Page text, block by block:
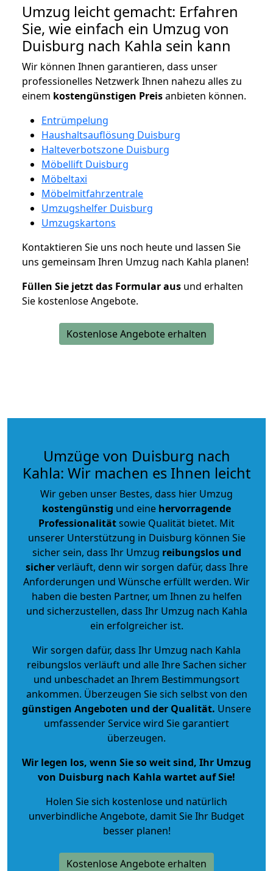
Umzug leicht gemacht: Erfahren
Sie, wie einfach ein Umzug von
Duisburg nach Kahla sein kann
Wir können Ihnen garantieren, dass unser
professionelles Netzwerk Ihnen nahezu alles zu
einem kostengünstigen Preisanbieten können.
Entrümpelung
Haushaltsauflösung Duisburg
Halteverbotszone Duisburg
Möbellift Duisburg
Möbeltaxi
Möbelmitfahrzentrale
Umzugshelfer Duisburg
Umzugskartons
Kontaktieren Sie uns noch heute und lassen Sie
uns gemeinsam Ihren Umzug nach Kahla planen!
Füllen Sie jetzt das Formular aus und erhalten
Sie kostenlose Angebote.
Kostenlose Angebote erhalten
Umzüge von Duisburg nach
Kahla: Wir machen es Ihnen leicht
Wir geben unser Bestes, dass hier Umzug
kostengünstig und eine hervorragende
Professionalitätsowie Qualität bietet. Mit
unserer Unterstützung in Duisburg können Sie
sicher sein, dass Ihr Umzug reibungslos und
sicherverläuft, denn wir sorgen dafür, dass Ihre
Anforderungen und Wünsche erfüllt werden. Wir
haben die besten Partner, um Ihnen zu helfen
und sicherzustellen, dass Ihr Umzug nach Kahla
ein erfolgreicher ist.
Wir sorgen dafür, dass Ihr Umzug nach Kahla
reibungslos verläuft und alle Ihre Sachen sicher
und unbeschadet an Ihrem Bestimmungsort
ankommen. Überzeugen Sie sich selbst von den
günstigen Angeboten und der Qualität. Unsere
umfassender Service wird Sie garantiert
überzeugen.
Wir legen los, wenn Sie so weit sind, Ihr Umzug
von Duisburg nach Kahla wartet auf Sie!
Holen Sie sich kostenlose und natürlich
unverbindliche Angebote, damit Sie Ihr Budget
besser planen!
Kostenlose Angebote erhalten